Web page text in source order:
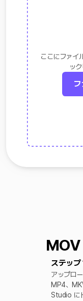
ここにファイ
ッ
ステップ
アップロ
MP4、
Studio に